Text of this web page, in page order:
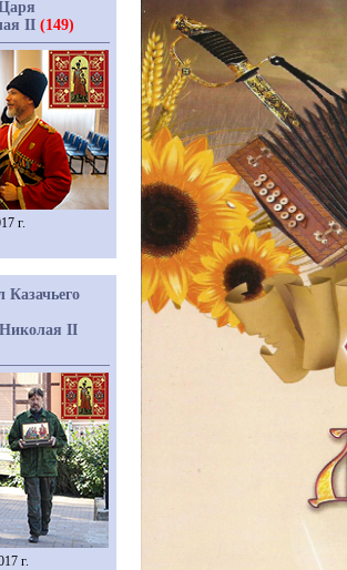
II (149)
г.
Казачьего
II
г.